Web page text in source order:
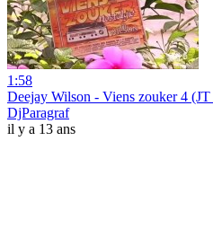
1:58
Deejay Wilson - Viens zouker 4
DjParagraf
il y a 13 ans